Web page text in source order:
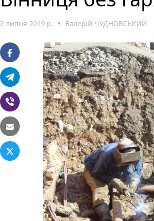
2 липня 2019 р. Валерій ЧУДНОВСЬКИЙ